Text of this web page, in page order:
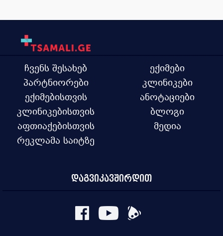
ჩვენს შესახებ
პარტნიორები
ექიმებისთვის
კლინიკებისთვის
აფთიაქებისთვის
რეკლამა საიტზე
ექიმები
კლინიკები
ანოტაციები
ბლოგი
მედია
დაგვიკავშირდით